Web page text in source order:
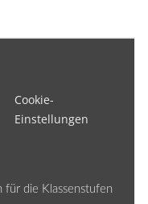
Cookie-
Einstellungen
für die Klassenstufen